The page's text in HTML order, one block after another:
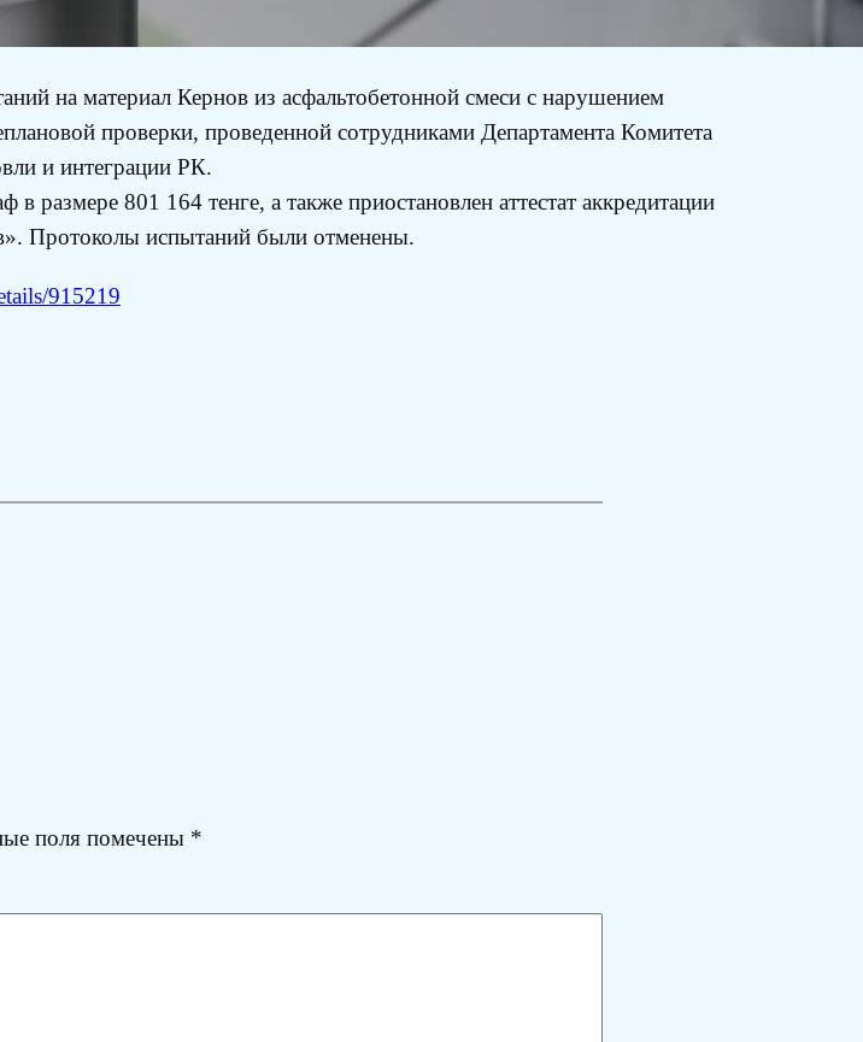
на материал Кернов из асфальтобетонной смеси с нарушением
проверки, проведенной сотрудниками Департамента Комитета
и интеграции РК.
размере 801 164 тенге, а также приостановлен аттестат аккредитации
Протоколы испытаний были отменены.
915219
поля помечены *